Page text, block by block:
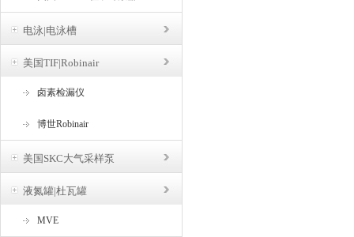
电泳|电泳槽
美国TIF|Robinair
卤素检漏仪
博世Robinair
美国SKC大气采样泵
液氮罐|杜瓦罐
MVE